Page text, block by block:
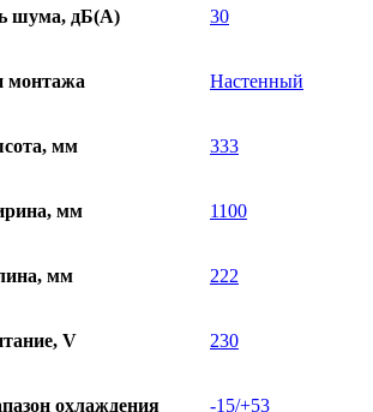
шума, дБ(A) 30
монтажа Настенный
мм 333
мм 1100
мм 222
V 230
охлаждения -15/+53